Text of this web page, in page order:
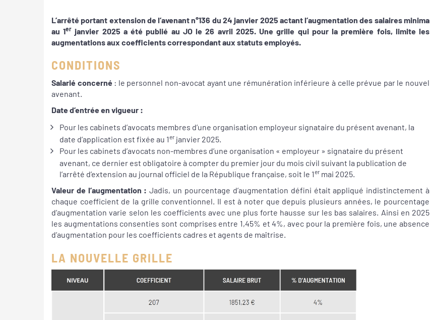
L’arrêté portant extension de l’avenant n°136 du 24 janvier 2025 actant l’augmentation des salaires minima
au 1er janvier 2025 a été publié au JO le 26 avril 2025. Une grille qui pour la première fois, limite les
augmentations aux coefficients correspondant aux statuts employés.
CONDITIONS
Salarié concerné: le personnel non-avocat ayant une rémunération inférieure à celle prévue par le nouvel
avenant.
Date d’entrée en vigueur :
Pour les cabinets d’avocats membres d’une organisation employeur signataire du présent avenant, la
date d’application est fixée au 1er janvier 2025.
Pour les cabinets d’avocats non-membres d’une organisation « employeur » signataire du présent
avenant, ce dernier est obligatoire à compter du premier jour du mois civil suivant la publication de
l’arrêté d’extension au journal officiel de la République française, soit le 1er mai 2025.
Valeur de l’augmentation : Jadis, un pourcentage d’augmentation défini était appliqué indistinctement à
chaque coefficient de la grille conventionnel. Il est à noter que depuis plusieurs années, le pourcentage
d’augmentation varie selon les coefficients avec une plus forte hausse sur les bas salaires. Ainsi en 2025
les augmentations consenties sont comprises entre 1,45% et 4%, avec pour la première fois, une absence
d’augmentation pour les coefficients cadres et agents de maîtrise.
LA NOUVELLE GRILLE